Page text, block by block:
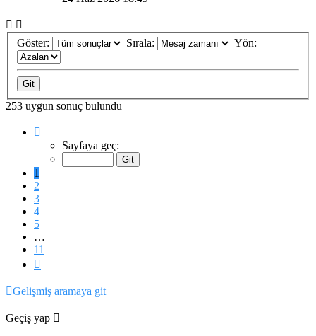
Göster: Sırala: Yön:
253 uygun sonuç bulundu
sayfa
(Toplam
Sayfaya geç:
1
2
3
4
5
…
11
Gelişmiş aramaya git
Geçiş yap